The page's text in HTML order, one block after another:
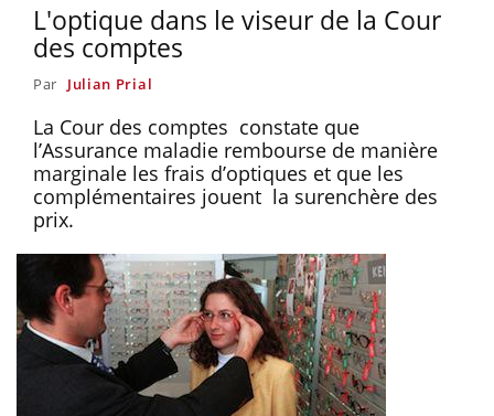
L'optique dans le viseur de la Cour
des comptes
Par Julian Prial
La Cour des comptes constate que
l’Assurance maladie rembourse de manière
marginale les frais d’optiques et que les
complémentaires jouent la surenchère des
prix.